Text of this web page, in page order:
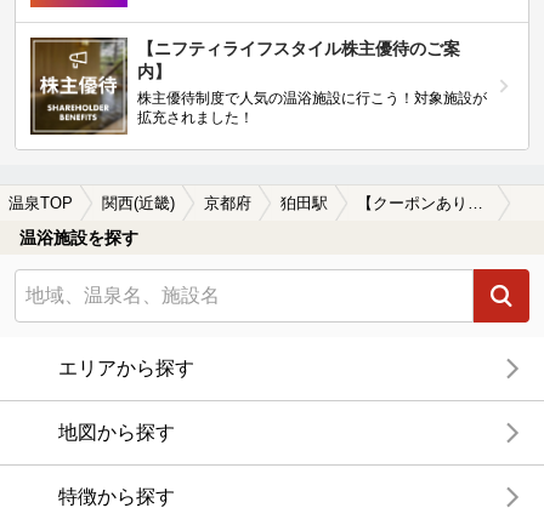
【ニフティライフスタイル株主優待のご案
内】
株主優待制度で人気の温浴施設に行こう！対象施設が
拡充されました！
温泉TOP 関西(近畿) 京都府 狛田駅 【クーポンあり】ホテルで楽しめる狛田駅近くの温泉、日帰り温泉、スーパー銭湯おすすめ
温浴施設を探す
エリアから探す
地図から探す
特徴から探す